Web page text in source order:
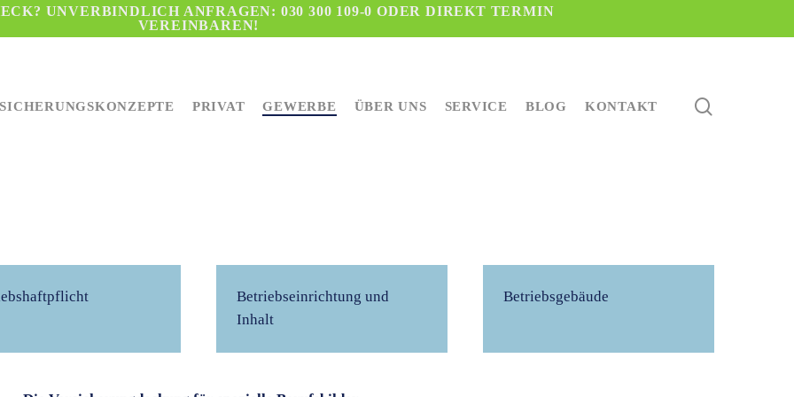
UNVERBINDLICH ANFRAGEN: 030 300 109-0 ODER DIREKT TERMIN
VEREINBAREN!
PRIVAT GEWERBE ÜBER UNS SERVICE BLOG KONTAKT
Betriebseinrichtung und
Inhalt
Betriebsgebäude